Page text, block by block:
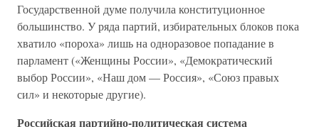
Государственной думе получила конституционное
большинство. У ряда партий, избирательных блоков пока
хватило «пороха» лишь на одноразовое попадание в
парламент («Женщины России», «Демократический
выбор России», «Наш дом — Россия», «Союз правых
сил» и некоторые другие).
Российская партийно-политическая система